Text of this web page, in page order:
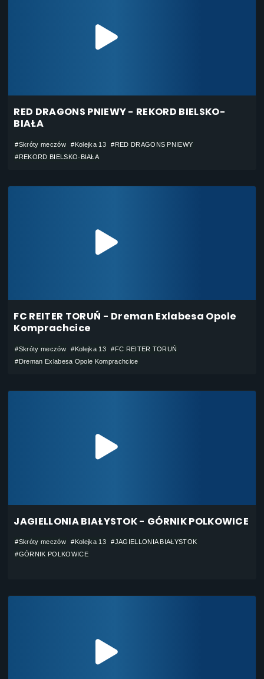
RED DRAGONS PNIEWY - REKORD BIELSKO-
BIAŁA
#Skróty meczów #Kolejka 13
#RED DRAGONS PNIEWY
#REKORD BIELSKO-BIAŁA
FC REITER TORUŃ - Dreman Exlabesa Opole
Komprachcice
#Skróty meczów #Kolejka 13
#FC REITER TORUŃ
#Dreman Exlabesa Opole Komprachcice
JAGIELLONIA BIAŁYSTOK - GÓRNIK POLKOWICE
#Skróty meczów #Kolejka 13
#JAGIELLONIA BIAŁYSTOK
#GÓRNIK POLKOWICE